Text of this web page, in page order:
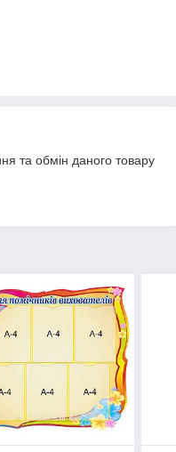
та обмін даного товару